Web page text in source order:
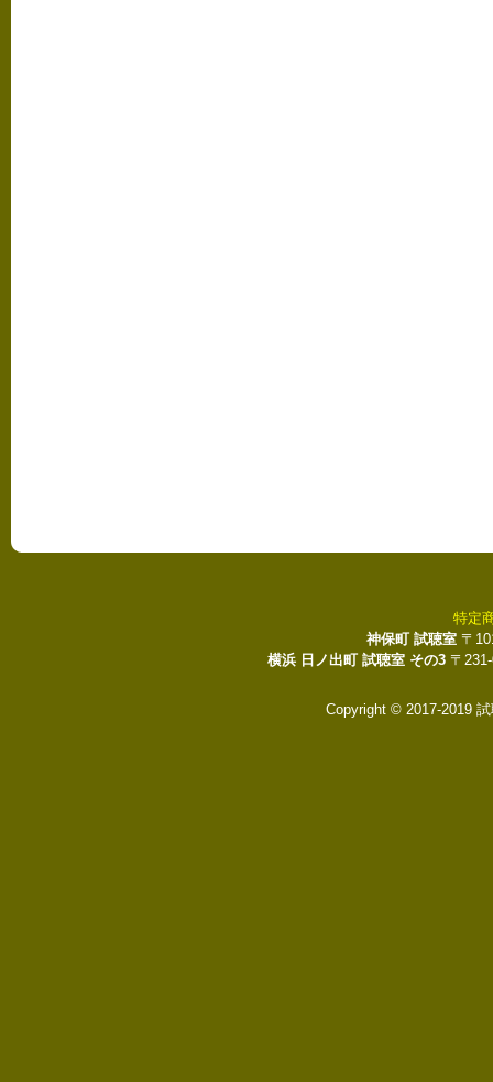
特定
神保町 試聴室 〒
横浜 日ノ出町 試聴室 その3 〒
Copyright © 2017-2019